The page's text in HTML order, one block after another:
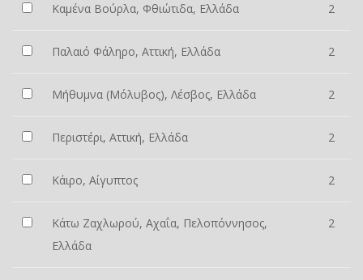
Καμένα Βούρλα, Φθιώτιδα, Ελλάδα 2
Παλαιό Φάληρο, Αττική, Ελλάδα 2
Μήθυμνα (Μόλυβος), Λέσβος, Ελλάδα 2
Περιστέρι, Αττική, Ελλάδα 2
Κάιρο, Αίγυπτος 2
Κάτω Ζαχλωρού, Αχαΐα, Πελοπόννησος,
Ελλάδα
2